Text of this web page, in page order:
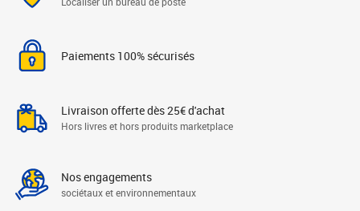
Paiements 100% sécurisés
Livraison offerte dès 25€ d'achat
Hors livres et hors produits marketplace
Nos engagements
sociétaux et environnementaux